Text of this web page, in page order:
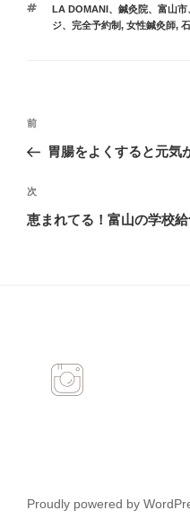
ゴ
リ
タ
グ
LA DOMANI、鍼灸院、富山
ジ、完全予約制, 女性鍼灸師,
投
ビ
ゲ
過
去
投
稿
前
胃腸をよくすると元気
次
の
次
恵まれてる！富山の学校
Proudly powered by